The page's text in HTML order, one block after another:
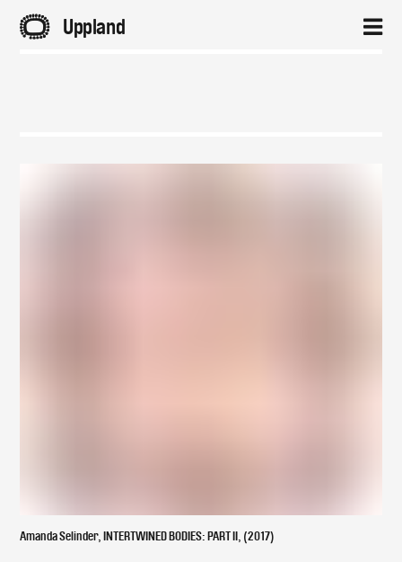
Amanda Selinder, INTERTWINED BODIES: PART II, (2017)
A Uppland 2